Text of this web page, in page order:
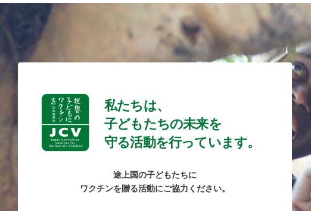
私たちは、
子どもたちの未来を
守る活動を行っています。
途上国の子どもたちに
ワクチンを贈る活動にご協力ください。